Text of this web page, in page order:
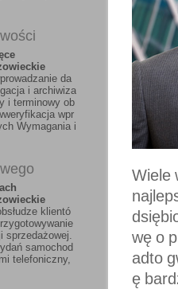
da
i archiwiza
i terminowy ob
wpr
Wymagania i
klientó
sprzedażowej.
samochod
telefoniczny,
Wiele
wę o
adto
ę